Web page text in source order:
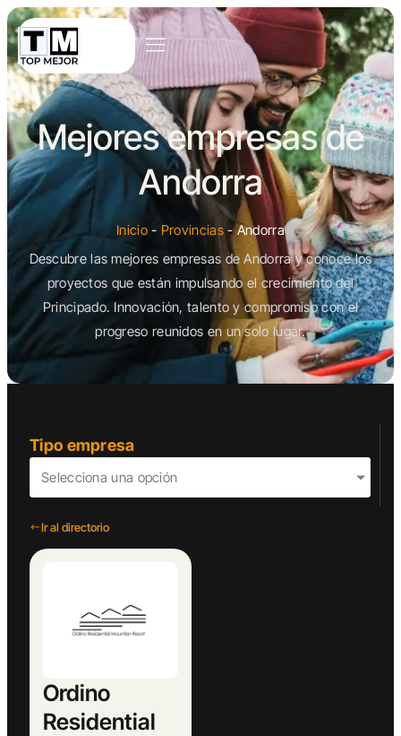
Mejores empresas de
Andorra
Inicio- Provincias-Andorra
Descubre las mejores empresas de Andorra y conoce los
proyectos que están impulsando el crecimiento del
Principado. Innovación, talento y compromiso con el
progreso reunidos en un solo lugar.
Tipo empresa
Selecciona una opción
Ir al directorio
Ordino
Residential